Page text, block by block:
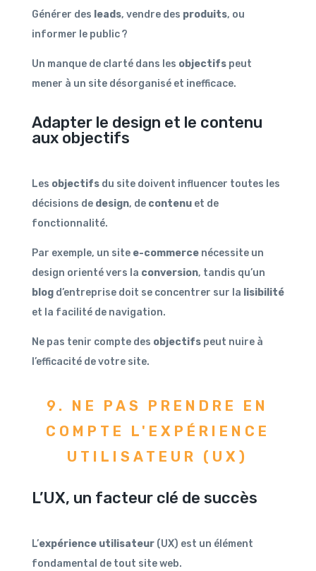
Générer des leads, vendre des produits, ou
informer le public ?
Un manque de clarté dans les objectifspeut
mener à un site désorganisé et inefficace.
Adapter le design et le contenu
aux objectifs
Les objectifsdu site doivent influencer toutes les
décisions de design, de contenuet de
fonctionnalité.
Par exemple, un site e-commercenécessite un
design orienté vers la conversion, tandis qu’un
blogd’entreprise doit se concentrer sur la lisibilité
et la facilité de navigation.
Ne pas tenir compte des objectifspeut nuire à
l’efficacité de votre site.
9. NE PAS PRENDRE EN
COMPTE L'EXPÉRIENCE
UTILISATEUR (UX)
L’UX, un facteur clé de succès
L’expérience utilisateur(UX) est un élément
fondamental de tout site web.